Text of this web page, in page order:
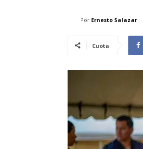
Por Ernesto Salazar
Cuota